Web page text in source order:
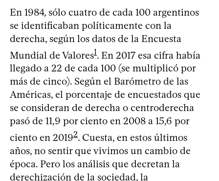
En 1984, sólo cuatro de cada 100 argentinos
se identificaban políticamente con la
derecha, según los datos de la Encuesta
Mundial de Valores1. En 2017 esa cifra había
llegado a 22 de cada 100 (se multiplicó por
más de cinco). Según el Barómetro de las
Américas, el porcentaje de encuestados que
se consideran de derecha o centroderecha
pasó de 11,9 por ciento en 2008 a 15,6 por
ciento en 20192. Cuesta, en estos últimos
años, no sentir que vivimos un cambio de
época. Pero los análisis que decretan la
derechización de la sociedad, la